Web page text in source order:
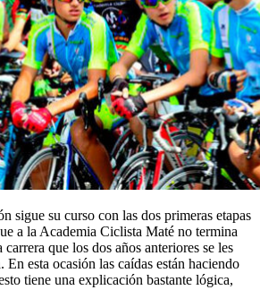
sigue su curso con las dos primeras etapas
a la Academia Ciclista Maté no termina
que los dos años anteriores se les
esta ocasión las caídas están haciendo
tiene una explicación bastante lógica,